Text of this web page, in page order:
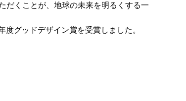
だくことが、地球の未来を明るくする一
グッドデザイン賞を受賞しました。